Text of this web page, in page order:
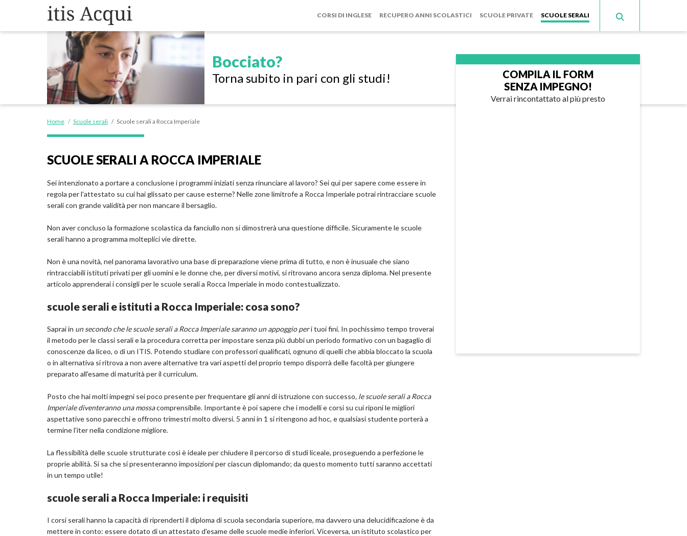
CORSI DI INGLESE RECUPERO ANNI SCOLASTICI SCUOLE PRIVATE SCUOLE SERALI
Bocciato?
Torna subito in pari con gli studi!
Home / Scuole serali / Scuole serali a Rocca Imperiale
SCUOLE SERALI A ROCCA IMPERIALE
Sei intenzionato a portare a conclusione i programmi iniziati senza rinunciare al lavoro? Sei qui per sapere come essere in
regola per l'attestato su cui hai glissato per cause esterne? Nelle zone limitrofe a Rocca Imperiale potrai rintracciare scuole
serali con grande validità per non mancare il bersaglio.
Non aver concluso la formazione scolastica da fanciullo non si dimostrerà una questione difficile. Sicuramente le scuole
serali hanno a programma molteplici vie dirette.
Non è una novità, nel panorama lavorativo una base di preparazione viene prima di tutto, e non è inusuale che siano
rintracciabili istituti privati per gli uomini e le donne che, per diversi motivi, si ritrovano ancora senza diploma. Nel presente
articolo apprenderai i consigli per le scuole serali a Rocca Imperiale in modo contestualizzato.
scuole serali e istituti a Rocca Imperiale: cosa sono?
Saprai in un secondo che le scuole serali a Rocca Imperiale saranno un appoggio peri tuoi fini. In pochissimo tempo troverai
il metodo per le classi serali e la procedura corretta per impostare senza più dubbi un periodo formativo con un bagaglio di
conoscenze da liceo, o di un ITIS. Potendo studiare con professori qualificati, ognuno di quelli che abbia bloccato la scuola
o in alternativa si ritrova a non avere alternative tra vari aspetti del proprio tempo disporrà delle facoltà per giungere
preparato all'esame di maturità per il curriculum.
Posto che hai molti impegni sei poco presente per frequentare gli anni di istruzione con successo, le scuole serali a Rocca
Imperiale diventeranno una mossacomprensibile. Importante è poi sapere che i modelli e corsi su cui riponi le migliori
aspettative sono parecchi e offrono trimestri molto diversi. 5 anni in 1 si ritengono ad hoc, e qualsiasi studente porterà a
termine l'iter nella condizione migliore.
La flessibilità delle scuole strutturate così è ideale per chiudere il percorso di studi liceale, proseguendo a perfezione le
proprie abilità. Si sa che si presenteranno imposizioni per ciascun diplomando; da questo momento tutti saranno accettati
in un tempo utile!
scuole serali a Rocca Imperiale: i requisiti
I corsi serali hanno la capacità di riprenderti il diploma di scuola secondaria superiore, ma davvero una delucidificazione è da
mettere in conto: essere dotato di un attestato d'esame delle scuole medie inferiori. Viceversa, un istituto scolastico per
COMPILA IL FORM
SENZA IMPEGNO!
Verrai rincontattato al più presto